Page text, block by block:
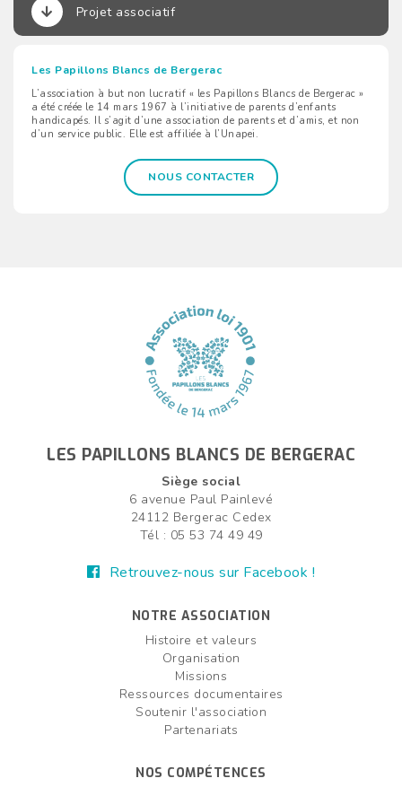
Projet associatif
Les Papillons Blancs de Bergerac
L’association à but non lucratif « les Papillons Blancs de Bergerac »
a été créée le 14 mars 1967 à l’initiative de parents d’enfants
handicapés. Il s’agit d’une association de parents et d’amis, et non
d’un service public. Elle est affiliée à l’Unapei.
NOUS CONTACTER
LES PAPILLONS BLANCS DE BERGERAC
Siège social
6 avenue Paul Painlevé
24112 Bergerac Cedex
Tél : 05 53 74 49 49
Retrouvez-nous sur Facebook !
NOTRE ASSOCIATION
Histoire et valeurs
Organisation
Missions
Ressources documentaires
Soutenir l'association
Partenariats
NOS COMPÉTENCES